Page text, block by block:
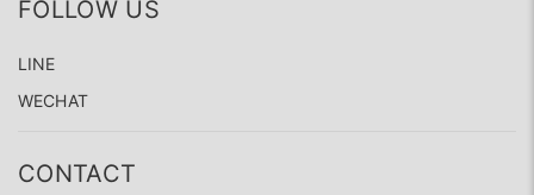
FOLLOW US
LINE
WECHAT
CONTACT